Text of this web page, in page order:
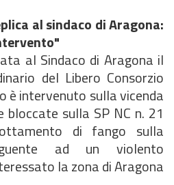
al sindaco di Aragona:
al Sindaco di Aragona il
del Libero Consorzio
è intervenuto sulla vicenda
sulla SP NC n. 21
di fango sulla
ad un violento
la zona di Aragona